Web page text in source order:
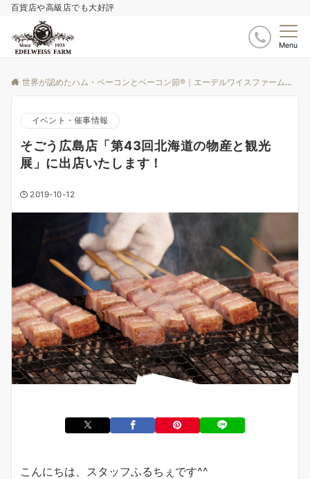
百貨店や高級店でも大好評
Menu
世界が認めたハム・ベーコンとベーコン節®｜エーデルワイスファーム
イベント・催事情報
そごう広島店「第43回北海道の物産と観光
展」に出店いたします！
2019-10-12
こんにちは、スタッフふるちぇです^^